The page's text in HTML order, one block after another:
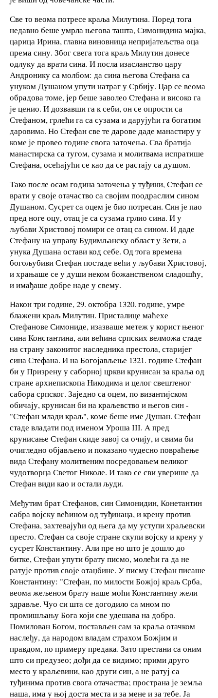
Све то веома потресе краља Милутина. Поред тога
недавно беше умрла његова ташта, Симонидина мајка,
царица Ирина, главна виновница непријатељства оца
према сину. Због свега тога краљ Милутин донесе
одлуку да врати сина. И посла изасланство цару
Андронику са молбом: да сина његова Стефана са
унуком Душаном упути натраг у Србију. Цар се веома
обрадова томе, јер беше заволео Стефана и високо га
је ценио. И дозвавши га к себи, он се опрости са
Стефаном, грлећи га са сузама и дарујући га богатим
даровима. Но Стефан све те дарове даде манастиру у
коме је провео године свога заточења. Сва братија
манастирска са тугом, сузама и молитвама испратише
Стефана, осећајући се као да се растају са душом.
Тако после осам година заточења у туђини, Стефан се
врати у своје отачаство са својим поодраслим сином
Душаном. Сусрет са оцем је био потресан. Син је пао
пред ноге оцу, отац је са сузама грлио сина. И у
љубави Христовој помири се отац са сином. И даде
Стефану на управу Будимљанску област у Зети, а
унука Душана остави код себе. Од тога времена
богољубиви Стефан постаде већи у љубави Христовој,
и храњаше се у души неком божанственом сладошћу,
и имађаше добре наде у свему.
Након три године, 29. октобра 1320. године, умре
блажени краљ Милутин. Присталице маћехе
Стефанове Симониде, изазваше метеж у корист њеног
сина Константина, али већина српских велможа стаде
на страну законитог наследника престола, старијег
сина Стефана. И на Богојављење 1321. године Стефан
би у Призрену у саборној цркви крунисан за краља од
стране архиепископа Никодима и целог свештеног
сабора српског. Заједно са оцем, по византијском
обичају, крунисан би на краљевство и његов син -
"Стефан млади краљ", коме беше име Душан. Стефан
стаде владати под именом Уроша III. A пред
крунисање Стефан скиде завој са очију, и свима би
очигледно објављено и показано чудесно повраћење
вида Стефану молитвеним посредовањем великог
чудотворца Светог Николе. И тако се сви уверише да
Стефан види као и остали људи.
Међутим брат Стефанов, син Симонидин, Конетантин
сабра војску већином од туђинаца, и крену против
Стефана, захтевајући од њега да му уступи храљевски
престо. Стефан са своје стране скупи војску и крену у
сусрет Константину. Али пре но што је дошло до
битке, Стефан упути брату писмо, молећи га да не
ратује против своје отаџбине. У писму Стефан писаше
Константину: "Стефан, по милости Божјој краљ Срба,
веома жељеном брату наше моћи Константину жели
здравље. Чуо си шта се догодило са мном по
промишљању Бога који све удешава на добро.
Помилован Богом, постављен сам за краља отачком
наслеђу, да народом владам страхом Божјим и
правдом, по примеру предака. Зато престани са оним
што си предузео; дођи да се видимо; прими друго
место у краљевини, као други син, а не ратуј са
туђинима против свога отачаства; пространа је земља
наша, има у њој доста места и за мене и за тебе. Ја